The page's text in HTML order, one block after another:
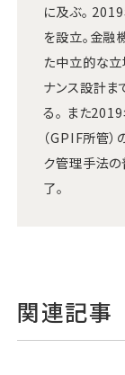
に及ぶ。
を設立。金
た中立的な立
ナンス設計ま
る。 また
（GPIF所管
ク管理手法
了。
関連記事